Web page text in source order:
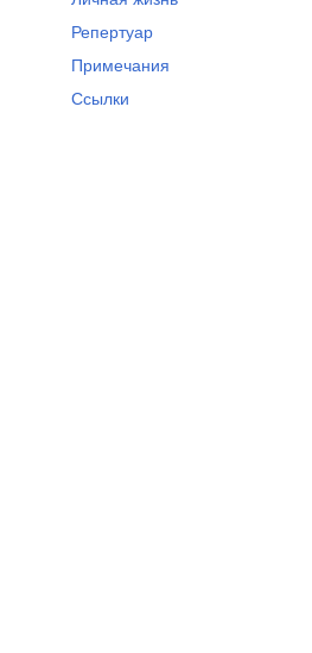
Репертуар
Примечания
Ссылки